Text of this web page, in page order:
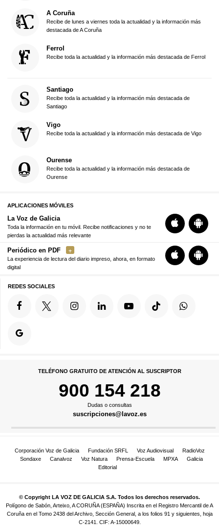
A Coruña
Recibe de lunes a viernes toda la actualidad y la información más
destacada de A Coruña
Ferrol
Recibe toda la actualidad y la información más destacada de Ferrol
Santiago
Recibe toda la actualidad y la información más destacada de
Santiago
Vigo
Recibe toda la actualidad y la información más destacada de Vigo
Ourense
Recibe toda la actualidad y la información más destacada de
Ourense
APLICACIONES MÓVILES
La Voz de Galicia
Toda la información en tu móvil. Recibe notificaciones y no te
pierdas la actualidad más relevante
Periódico en PDF
La experiencia de lectura del diario impreso, ahora, en formato
digital
REDES SOCIALES
TELÉFONO GRATUITO DE ATENCIÓN AL SUSCRIPTOR
900 154 218
Dudas o consultas
suscripciones@lavoz.es
Corporación Voz de Galicia Fundación SRFL Voz Audiovisual
RadioVoz
Sondaxe
Canalvoz Voz Natura Prensa-Escuela MPXA
Galicia
Editorial
© Copyright LA VOZ DE GALICIA S.A. Todos los derechos reservados.
Polígono de Sabón, Arteixo, A CORUÑA (ESPAÑA) Inscrita en el Registro Mercantil de A
Coruña en el Tomo 2438 del Archivo, Sección General, a los folios 91 y siguientes, hoja
C-2141. CIF: A-15000649.